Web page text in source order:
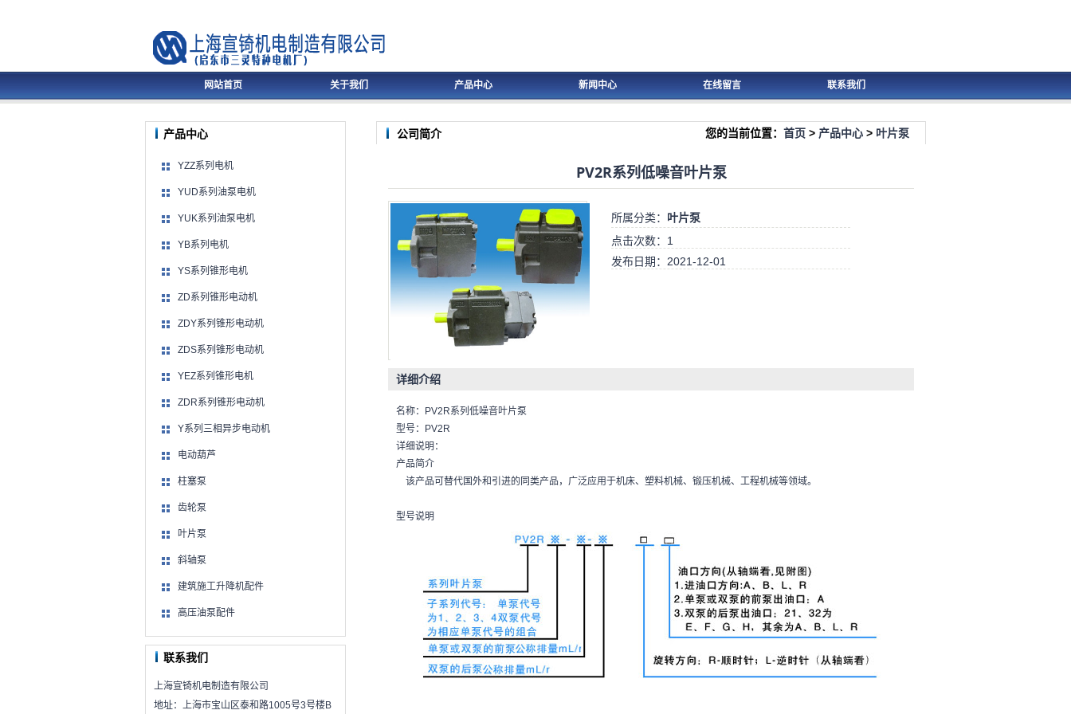
网站首页 关于我们 产品中心 新闻中心 在线留言 联系我们
产品中心
YZZ系列电机
YUD系列油泵电机
YUK系列油泵电机
YB系列电机
YS系列锥形电机
ZD系列锥形电动机
ZDY系列锥形电动机
ZDS系列锥形电动机
YEZ系列锥形电机
ZDR系列锥形电动机
Y系列三相异步电动机
电动葫芦
柱塞泵
齿轮泵
叶片泵
斜轴泵
建筑施工升降机配件
高压油泵配件
联系我们
上海宣锜机电制造有限公司
地址：上海市宝山区泰和路1005号3号楼B
公司简介 您的当前位置： 首页 > 产品中心 > 叶片泵
PV2R系列低噪音叶片泵
所属分类： 叶片泵
点击次数： 1
发布日期： 2021-12-01
详细介绍
名称：PV2R系列低噪音叶片泵
型号：PV2R
详细说明：
产品简介
该产品可替代国外和引进的同类产品，广泛应用于机床、塑料机械、锻压机械、工程机械等领域。
型号说明